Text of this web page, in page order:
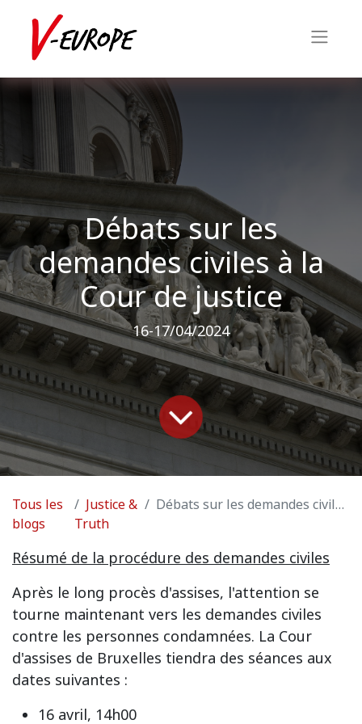
Débats sur les
demandes civiles à la
Cour de justice
16-17/04/2024
Tous les
blogs
Justice &
Truth
Débats sur les demandes civiles à la Cour de justice
Résumé de la procédure des demandes civiles
Après le long procès d'assises, l'attention se
tourne maintenant vers les demandes civiles
contre les personnes condamnées. La Cour
d'assises de Bruxelles tiendra des séances aux
dates suivantes :
16 avril, 14h00